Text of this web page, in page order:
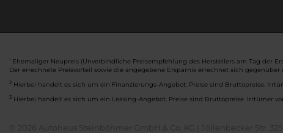
1 Ehemaliger Neupreis (Unverbindliche Preisempfehlung des Herstellers am Tag der
Der errechnete Preisvorteil sowie die angegebene Ersparnis errechnet sich
2 Hierbei handelt es sich um ein Finanzierungs-Angebot. Preise sind Bruttopreise.
3 Hierbei handelt es sich um ein Leasing-Angebot. Preise sind Bruttopreise. Irrtümer
© 2026 Autohaus Steinböhmer GmbH & Co. KG | Jöllenbecker Str.